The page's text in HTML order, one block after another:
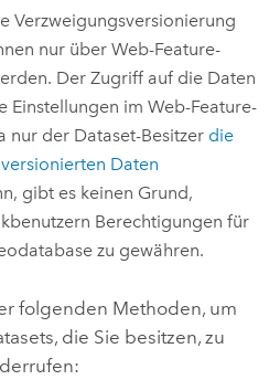
Verzweigungsversionierung
nur über Web-Feature-
Der Zugriff auf die Daten
Einstellungen im Web-Feature-
nur der Dataset-Besitzer die
Daten
gibt es keinen Grund,
Berechtigungen für
zu gewähren.
folgenden Methoden, um
die Sie besitzen, zu